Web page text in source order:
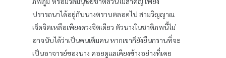
ปรารถนาได้อยู่กับนางตราบตลอดไป สามวิญญาณ
เจ็ดจิตเหลือเพียงดวงจิตเดียว ตัวนางในชาติภพนี้ไม่
อาจนับได้ว่าเป็นคนเต็มคน หากเขาก็ยังยืนกรานที่จะ
เป็นอาจารย์ของนาง คอยดูแลเคียงข้างอย่างที่เคย